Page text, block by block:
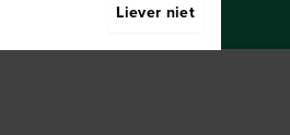
Plaats in wenslijstLiever niet